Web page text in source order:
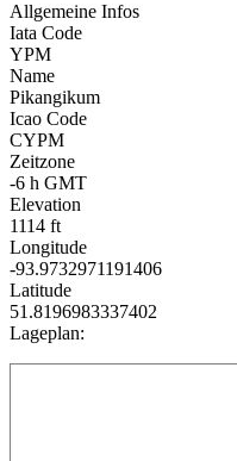
Allgemeine Infos
Iata Code
YPM
Name
Pikangikum
Icao Code
CYPM
Zeitzone
-6 h GMT
Elevation
1114 ft
Longitude
-93.9732971191406
Latitude
51.8196983337402
Lageplan: